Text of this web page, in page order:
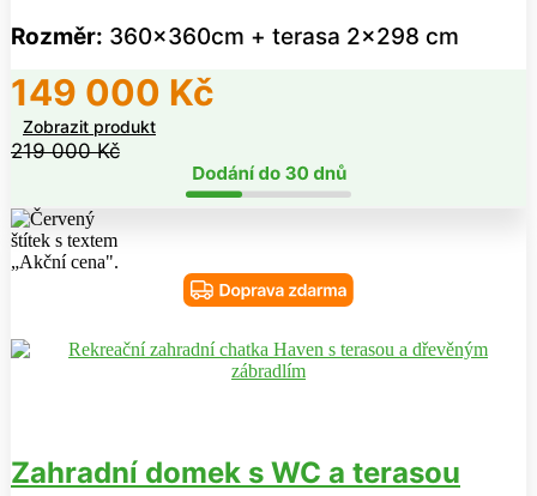
Rozměr: 360x360cm + terasa 2x298 cm
149 000 Kč
Zobrazit produkt
219 000Kč
Zahradní domek s WC a terasou